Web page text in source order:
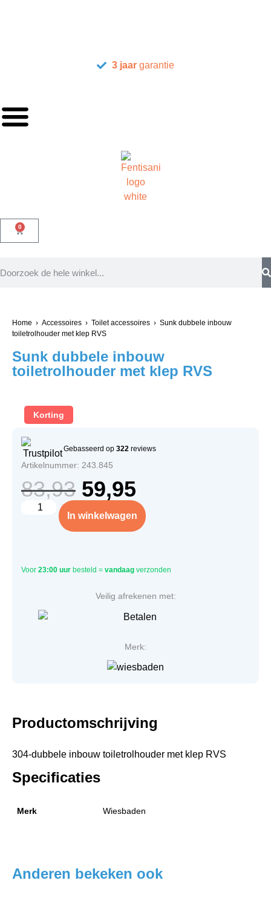
3 jaar garantie
0
Home › Accessoires › Toilet accessoires › Sunk dubbele inbouw
toiletrolhouder met klep RVS
Sunk dubbele inbouw
toiletrolhouder met klep RVS
Korting
Gebasseerd op 322 reviews
Artikelnummer: 243.845
83,93 59,95
In winkelwagen
Voor 23:00 uur besteld = vandaag verzonden
Veilig afrekenen met:
Merk:
Productomschrijving
304-dubbele inbouw toiletrolhouder met klep RVS
Specificaties
Merk Wiesbaden
Anderen bekeken ook